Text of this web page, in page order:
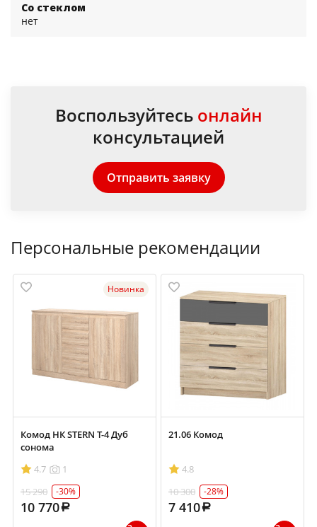
Со стеклом
нет
Воспользуйтесь онлайн
консультацией
Отправить заявку
Персональные рекомендации
Новинка
Комод НК STERN Т-4 Дуб
сонома
4.7
1
15 290
-30%
10 770
21.06 Комод
4.8
10 300
-28%
7 410